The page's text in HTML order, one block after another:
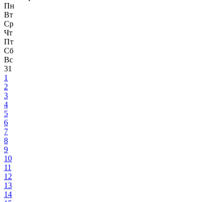
Пн
Вт
Ср
Чт
Пт
Сб
Вс
31
1
2
3
4
5
6
7
8
9
10
11
12
13
14